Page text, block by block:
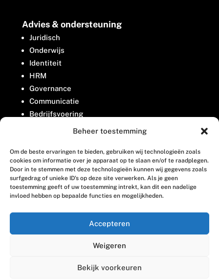
Beheer toestemming
Om de beste ervaringen te bieden, gebruiken wij technologieën zoals
cookies om informatie over je apparaat op te slaan en/of te raadplegen.
Door in te stemmen met deze technologieën kunnen wij gegevens zoals
surfgedrag of unieke ID's op deze site verwerken. Als je geen
toestemming geeft of uw toestemming intrekt, kan dit een nadelige
invloed hebben op bepaalde functies en mogelijkheden.
Accepteren
Weigeren
Bekijk voorkeuren
Advies & ondersteuning
Juridisch
Onderwijs
Identiteit
HRM
Governance
Communicatie
Bedrijfsvoering
Belangenbehartiging
Contact
Houttuinlaan 8
3447 GM Woerden